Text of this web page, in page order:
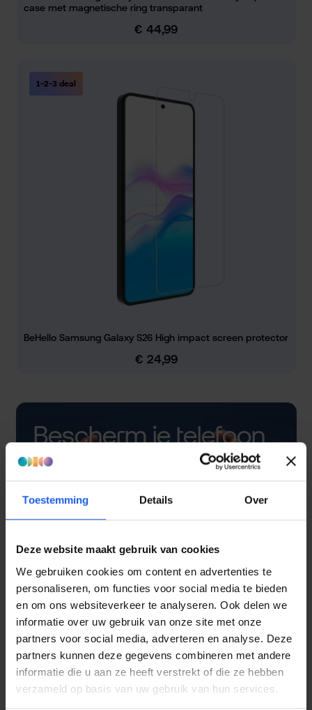
Toestemming Details Over
Deze website maakt gebruik van cookies
We gebruiken cookies om content en advertenties te
personaliseren, om functies voor social media te bieden
en om ons websiteverkeer te analyseren. Ook delen we
informatie over uw gebruik van onze site met onze
partners voor social media, adverteren en analyse. Deze
partners kunnen deze gegevens combineren met andere
informatie die u aan ze heeft verstrekt of die ze hebben
verzameld op basis van uw gebruik van hun services.
case met magnetische ring transparant
Normale prijs:
€ 44,99
1-2-3 deal
BeHello Samsung Galaxy S26 High impact screen protector
Normale prijs:
€ 24,99
Bescherm je telefoon
met een hoesje